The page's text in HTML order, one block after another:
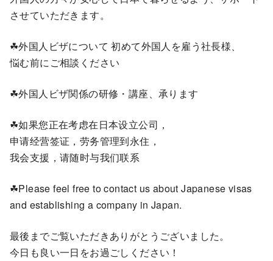
させていただきます。
☘外国人ビザについて 初めて外国人を雇う社長様、
悩む前にご相談ください
☘外国人ビザ関係の研修・講座、承ります
☘如果您正在考虑在日本设立公司，
申请经营签证，劳务管理到永住，
我会支援，请随时与我们联系
☘Please feel free to contact us about Japanese visas
and establishing a company in Japan.
最後までご覧いただきありがとうございました。
今日も良い一日をお過ごしください！